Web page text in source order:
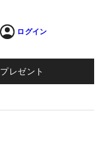
ログイン
プレゼント